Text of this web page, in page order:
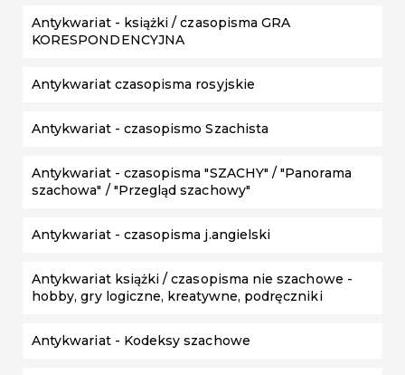
Antykwariat - książki / czasopisma GRA
KORESPONDENCYJNA
Antykwariat czasopisma rosyjskie
Antykwariat - czasopismo Szachista
Antykwariat - czasopisma "SZACHY" / "Panorama
szachowa" / "Przegląd szachowy"
Antykwariat - czasopisma j.angielski
Antykwariat książki / czasopisma nie szachowe -
hobby, gry logiczne, kreatywne, podręczniki
Antykwariat - Kodeksy szachowe